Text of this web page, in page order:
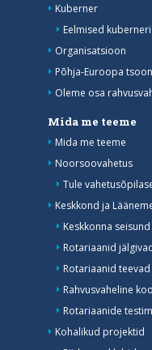
Kuberner
Eelmised
Organisatsioon
Põhja-Euroopa tsoon
Oleme osa
Mida me teeme
Mida me teeme
Noorsoovahetus
Tule
Keskkond ja
Keskkonna seisund
Rotariaanid
Rotariaanid
Rahvusvaheline
Rotariaanide
Kohalikud projektid